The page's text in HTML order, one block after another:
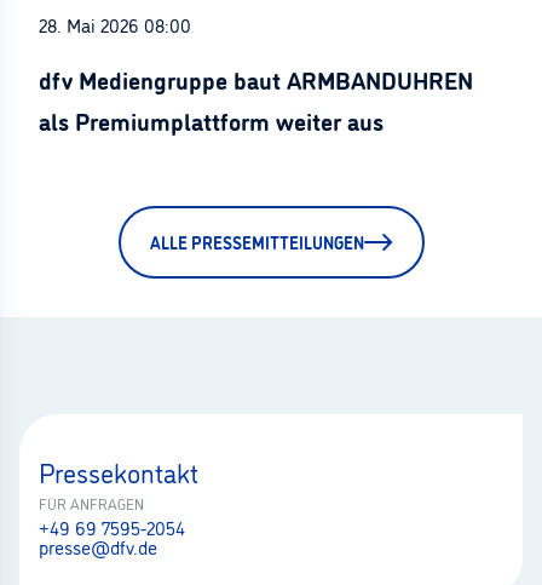
28. Mai 2026 08:00
dfv Mediengruppe baut ARMBANDUHREN
als Premiumplattform weiter aus
ALLE PRESSEMITTEILUNGEN
Pressekontakt
FÜR ANFRAGEN
+49 69 7595-2054
presse@dfv.de